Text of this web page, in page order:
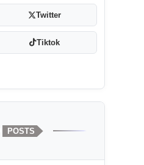
Twitter
Tiktok
POSTS